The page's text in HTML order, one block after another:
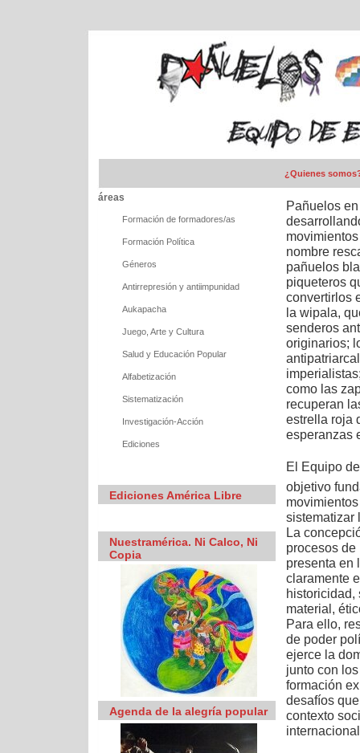
¿Quienes
áreas
Formación de formadores/as
Formación Política
Géneros
Antirrepresión y antiimpunidad
Aukapacha
Juego, Arte y Cultura
Salud y Educación Popular
Alfabetización
Sistematización
Investigación-Acción
Ediciones
Ediciones América Libre
Nuestramérica. Ni Calco, Ni
Copia
Agenda de la alegría popular
Pañuelos
nombre
pañuelos
piqueteros
convertirlos
la wipala,
senderos
originarios;
como las
recuperan
estrella roja
esperanzas
El Equipo
objetivo
sistematizar
La
procesos
presenta en
claramente
historicidad,
material,
Para ello,
de poder
ejerce la
junto con
formación
desafíos
contexto